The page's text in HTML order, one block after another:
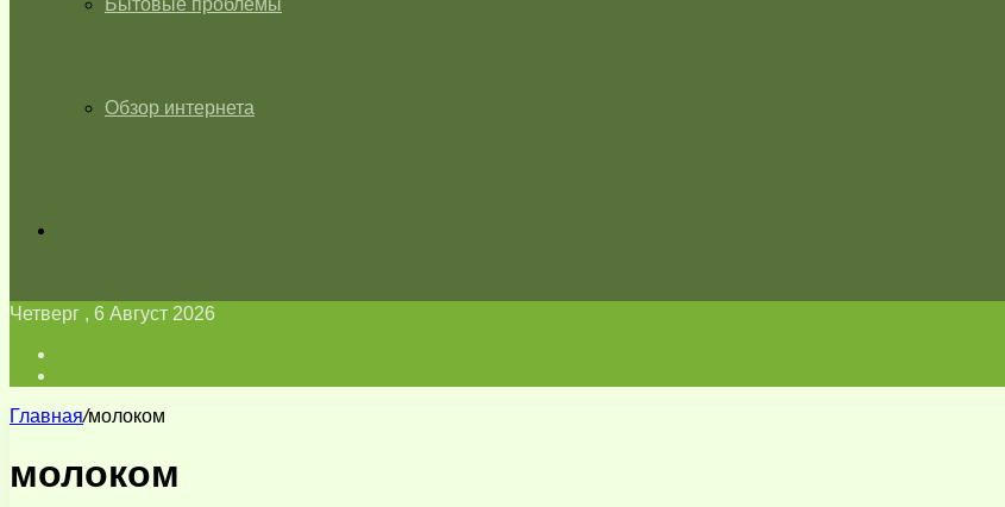
Бытовые проблемы
Обзор интернета
Четверг , 6 Август 2026
Главная/молоком
молоком